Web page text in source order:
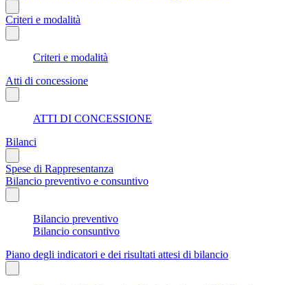
Criteri e modalità
Criteri e modalità
Atti di concessione
ATTI DI CONCESSIONE
Bilanci
Spese di Rappresentanza
Bilancio preventivo e consuntivo
Bilancio preventivo
Bilancio consuntivo
Piano degli indicatori e dei risultati attesi di bilancio